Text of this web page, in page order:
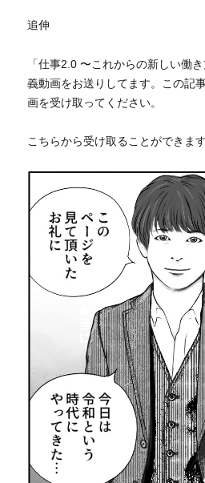
追伸
「仕事2.0 〜これからの新しい働
義動画をお送りしてます。この記
画を受け取ってください。
こちらから受け取ることができま